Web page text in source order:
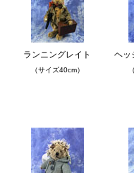
ランニングレイト
（サイズ40cm）
ヘッ